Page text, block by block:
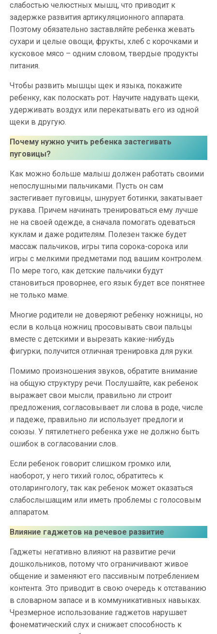
слабостью челюстных мышц, что приводит к
задержке развития артикуляционного аппарата.
Поэтому обязательно заставляйте ребенка жевать
сухари и целые овощи, фрукты, хлеб с корочками и
кусковое мясо – одним словом, твердые продукты
питания.
Чтобы развить мышцы щек и языка, покажите
ребенку, как полоскать рот. Научите надувать щеки,
удерживать воздух или перекатывать его из одной
щеки в другую.
Почему нужно учить ребенка застегивать
пуговицы?
Как можно больше малыш должен работать своими
непослушными пальчиками. Пусть он сам
застегивает пуговицы, шнурует ботинки, закатывает
рукава. Причем начинать тренироваться ему лучше
не на своей одежде, а сначала помогать одеваться
куклам и даже родителям. Полезен также будет
массаж пальчиков, игры типа сорока-сорока или
игры с мелкими предметами под вашим контролем.
По мере того, как детские пальчики будут
становиться проворнее, его язык будет все понятнее
не только маме.
Многие родители не доверяют ребенку ножницы, но
если в кольца ножниц просовывать свои пальцы
вместе с детскими и вырезать какие-нибудь
фигурки, получится отличная тренировка для руки.
Помимо произношения звуков, обратите внимание
на общую структуру речи. Послушайте, как ребенок
выражает свои мысли, правильно ли строит
предложения, согласовывает ли слова в роде, числе
и падеже, правильно ли использует предлоги и
союзы. У пятилетнего ребенка уже не должно быть
ошибок в согласовании слов.
Если ребенок говорит слишком громко или,
наоборот, у него тихий голос, обратитесь к
отоларингологу, так как ребенок может оказаться
слабослышащим или иметь проблемы с голосовым
аппаратом.
Влияние гаджетов на речевое развитие
Гаджеты негативно влияют на развитие речи
дошкольников, потому что ограничивают живое
общение и заменяют его пассивным потреблением
контента. Это приводит в свою очередь к отставанию
в словарном запасе и в коммуникативных навыках.
Чрезмерное использование гаджетов нарушает
фонематический слух и снижает способность к